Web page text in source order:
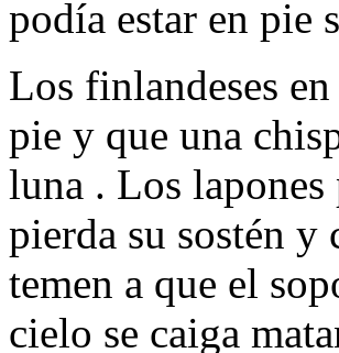
podía estar en pie
Los finlandeses
pie y que una
luna . Los lapones
pierda su sostén y
temen a que el
cielo se caiga